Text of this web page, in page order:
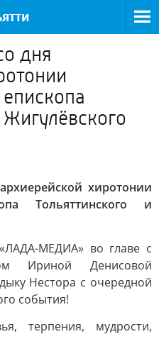
дня
хиротонии
Тольяттинского и
МЕДИА» во главе с
Ириной Денисовой
Нестора с очередной
события!
терпения, мудрости,